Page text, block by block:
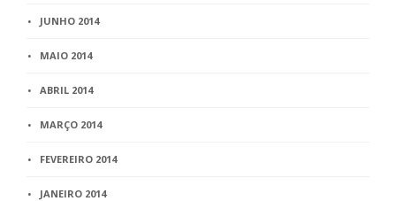
JUNHO 2014
MAIO 2014
ABRIL 2014
MARÇO 2014
FEVEREIRO 2014
JANEIRO 2014